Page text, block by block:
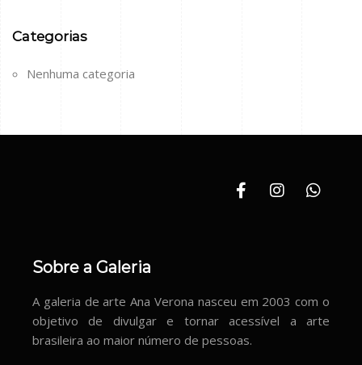
Categorias
Nenhuma categoria
Sobre a Galeria
A galeria de arte Ana Verona nasceu em 2003 com o
objetivo de divulgar e tornar acessível a arte
brasileira ao maior número de pessoas.